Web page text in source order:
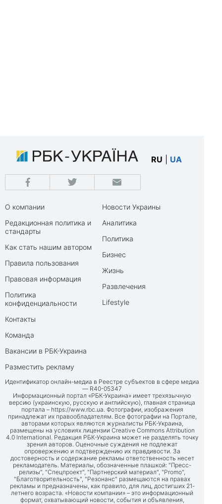
RU UA
О компании
Редакционная политика и
стандарты
Как стать нашим автором
Правила пользования
Правовая информация
Политика
конфиденциальности
Контакты
Команда
Вакансии в РБК-Украина
Разместить рекламу
Новости Украины
Аналитика
Политика
Бизнес
Жизнь
Развлечения
Lifestyle
Идентификатор онлайн-медиа в Реестре субъектов в сфере медиа
— R40-05347
Информационный портал «РБК-Украина» имеет трехязычную
версию (украинскую, русскую и английскую), главная страница
портала – https://www.rbc.ua. Фотографии, изображения
принадлежат их правообладателям. Все фотографии на Портале,
авторами которых являются журналисты РБК-Украина,
размещены на условиях лицензии Creative Commons Attribution
4.0 International. Редакция РБК-Украина может не разделять точку
зрения авторов. Оценочные суждения не подлежат
опровержению и подтверждению их правдивости. За
достоверность и содержание рекламы ответственность несет
рекламодатель. Материалы, обозначенные плашкой: "Пресс-
релизы", "Спецпроект", "Партнерский материал", "Promo",
"Благотворительность", "Резонанс" размещаются на правах
рекламы и предназначены, как правило, для лиц, достигших 21-
летнего возраста. «Новости компании» – это информационный
формат, охватывающий новости, события и объявления,